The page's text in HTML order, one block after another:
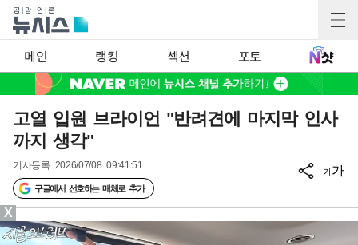
메인 랭킹 섹션 포토
고열 입원 브라이언 "반려견에 마지막 인사
까지 생각"
기사등록 2026/07/08 09:41:51
구글에서 선호하는 매체로 추가
가가
X